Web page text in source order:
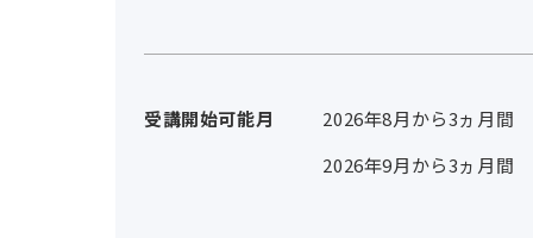
受講開始可能月
2026年8月から3ヵ月間
2026年9月から3ヵ月間